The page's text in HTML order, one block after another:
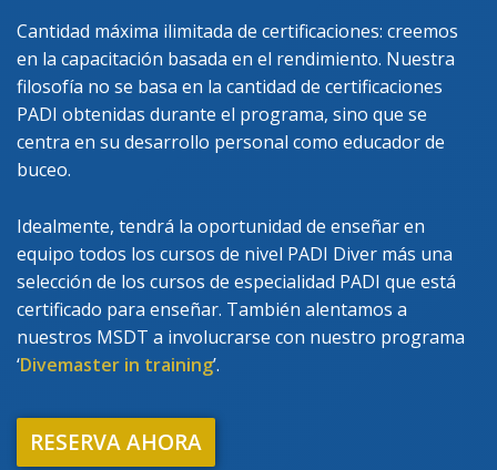
Cantidad máxima ilimitada de certificaciones: creemos
en la capacitación basada en el rendimiento. Nuestra
filosofía no se basa en la cantidad de certificaciones
PADI obtenidas durante el programa, sino que se
centra en su desarrollo personal como educador de
buceo.
Idealmente, tendrá la oportunidad de enseñar en
equipo todos los cursos de nivel PADI Diver más una
selección de los cursos de especialidad PADI que está
certificado para enseñar. También alentamos a
nuestros MSDT a involucrarse con nuestro programa
‘Divemaster in training’.
RESERVA AHORA